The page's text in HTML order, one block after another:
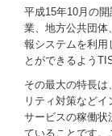
平成15年10月の
業、地方公共団体
報システムを利用
とができるよう
その最大の特長は
リティ対策など
サービスの稼働状
ていることです。